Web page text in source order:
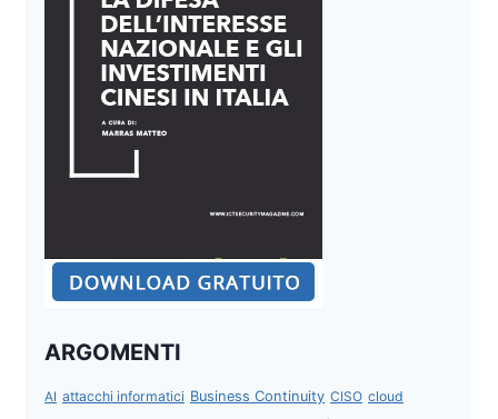
ARGOMENTI
AI attacchi informatici Business Continuity CISO cloud